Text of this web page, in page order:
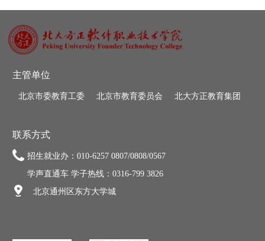
主管单位
北京市委教育工委 北京市教育委员会 北大方正教育集团
联系方式
招生就业办：010-6257 0807/0808/0567
学声直通车 学子热线：0316-799 3826
北京通州区东方大学城